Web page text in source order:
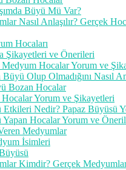
Büyü Mü Var?
Nasıl Anlaşılır? Gerçek
Hocaları
Şikayetleri ve Önerileri
Hocalar Yorum ve
Olup Olmadığını Nasıl
Bozan Hocalar
Yorum ve Şikayetleri
Etkileri Nedir? Papaz Büyüsü
Yapan Hocalar Yorum ve
Medyumlar
İsimleri
Kimdir? Gerçek